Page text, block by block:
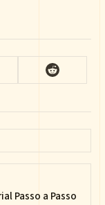
Passo a Passo